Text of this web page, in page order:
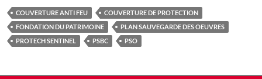
COUVERTURE ANTI FEU
COUVERTURE DE PROTECTION
FONDATION DU PATRIMOINE
PLAN SAUVEGARDE DES OEUVRES
PROTECH SENTINEL
PSBC PSO